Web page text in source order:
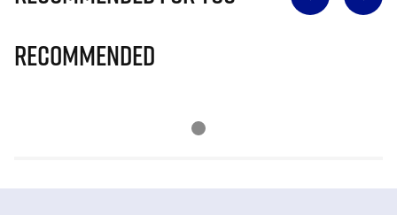
Recommended